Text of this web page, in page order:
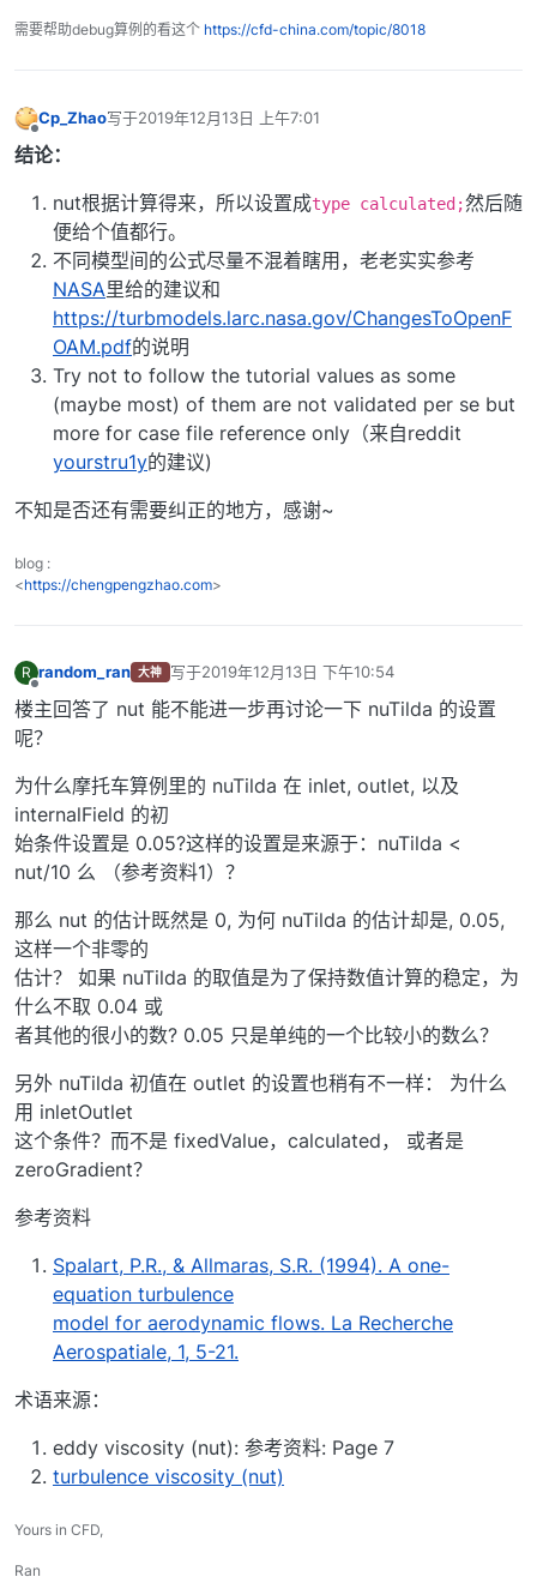
需要帮助debug算例的看这个 https://cfd-china.com/topic/8018
离线
Cp_Zhao写于2019年12月13日 上午7:01
最后由 编辑
结论：
nut根据计算得来，所以设置成type calculated;然后随
便给个值都行。
不同模型间的公式尽量不混着瞎用，老老实实参考
NASA里给的建议和
https://turbmodels.larc.nasa.gov/ChangesToOpenF
OAM.pdf的说明
Try not to follow the tutorial values as some
(maybe most) of them are not validated per se but
more for case file reference only（来自reddit
yourstru1y的建议)
不知是否还有需要纠正的地方，感谢~
blog :
<https://chengpengzhao.com>
R random_ran 大神 写于2019年12月13日 下午10:54
最后由 编辑
楼主回答了 nut 能不能进一步再讨论一下 nuTilda 的设置
呢？
为什么摩托车算例里的 nuTilda 在 inlet, outlet, 以及
internalField 的初
始条件设置是 0.05?这样的设置是来源于：nuTilda <
nut/10 么 （参考资料1）？
那么 nut 的估计既然是 0, 为何 nuTilda 的估计却是, 0.05,
这样一个非零的
估计？ 如果 nuTilda 的取值是为了保持数值计算的稳定，为
什么不取 0.04 或
者其他的很小的数? 0.05 只是单纯的一个比较小的数么？
另外 nuTilda 初值在 outlet 的设置也稍有不一样： 为什么
用 inletOutlet
这个条件？而不是 fixedValue，calculated， 或者是
zeroGradient？
参考资料
Spalart, P.R., & Allmaras, S.R. (1994). A one-
equation turbulence
model for aerodynamic flows. La Recherche
Aerospatiale, 1, 5-21.
术语来源：
eddy viscosity (nut): 参考资料: Page 7
turbulence viscosity (nut)
Yours in CFD,
Ran